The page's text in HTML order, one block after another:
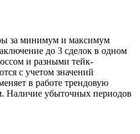
за минимум и максимум
до 3 сделок в одном
и разными тейк-
с учетом значений
в работе трендовую
Наличие убыточных периодов